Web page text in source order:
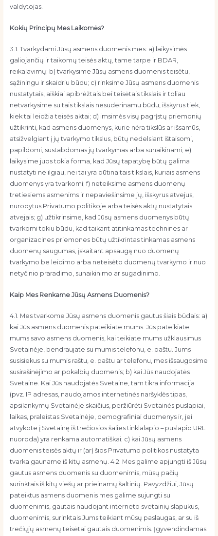
valdytojas.
Kokių Principų Mes Laikomės?
3.1. Tvarkydami Jūsų asmens duomenis mes: a) laikysimės
galiojančių ir taikomų teisės aktų, tame tarpe ir BDAR,
reikalavimų; b) tvarkysime Jūsų asmens duomenis teisėtu,
sąžiningu ir skaidriu būdu; c) rinksime Jūsų asmens duomenis
nustatytais, aiškiai apibrėžtais bei teisėtais tikslais ir toliau
netvarkysime su tais tikslais nesuderinamu būdu, išskyrus tiek,
kiek tai leidžia teisės aktai; d) imsimės visų pagrįstų priemonių
užtikrinti, kad asmens duomenys, kurie nėra tikslūs ar išsamūs,
atsižvelgiant į jų tvarkymo tikslus, būtų nedelsiant ištaisomi,
papildomi, sustabdomas jų tvarkymas arba sunaikinami; e)
laikysime juos tokia forma, kad Jūsų tapatybę būtų galima
nustatyti ne ilgiau, nei tai yra būtina tais tikslais, kuriais asmens
duomenys yra tvarkomi; f) neteiksime asmens duomenų
tretiesiems asmenims ir nepaviešinsime jų, išskyrus atvejus,
nurodytus Privatumo politikoje arba teisės aktų nustatytais
atvejais; g) užtikrinsime, kad Jūsų asmens duomenys būtų
tvarkomi tokiu būdu, kad taikant atitinkamas technines ar
organizacines priemones būtų užtikrintas tinkamas asmens
duomenų saugumas, įskaitant apsaugą nuo duomenų
tvarkymo be leidimo arba neteisėto duomenų tvarkymo ir nuo
netyčinio praradimo, sunaikinimo ar sugadinimo.
Kaip Mes Renkame Jūsų Asmens Duomenis?
4.1. Mes tvarkome Jūsų asmens duomenis gautus šiais būdais: a)
kai Jūs asmens duomenis pateikiate mums. Jūs pateikiate
mums savo asmens duomenis, kai teikiate mums užklausimus
Svetainėje, bendraujate su mumis telefonu, e. paštu. Jums
susisiekus su mumis raštu, e. paštu ar telefonu, mes išsaugosime
susirašinėjimo ar pokalbių duomenis; b) kai Jūs naudojatės
Svetaine. Kai Jūs naudojatės Svetaine, tam tikra informacija
(pvz. IP adresas, naudojamos internetinės naršyklės tipas,
apsilankymų Svetainėje skaičius, peržiūrėti Svetainės puslapiai,
laikas, praleistas Svetainėje, demografiniai duomenys ir, jei
atvykote į Svetainę iš trečiosios šalies tinklalapio – puslapio URL
nuoroda) yra renkama automatiškai; c) kai Jūsų asmens
duomenis teisės aktų ir (ar) šios Privatumo politikos nustatyta
tvarka gauname iš kitų asmenų. 4.2. Mes galime apjungti iš Jūsų
gautus asmens duomenis su duomenimis, mūsų pačių
surinktais iš kitų viešų ar prieinamų šaltinių. Pavyzdžiui, Jūsų
pateiktus asmens duomenis mes galime sujungti su
duomenimis, gautais naudojant interneto svetainių slapukus,
duomenimis, surinktais Jums teikiant mūsų paslaugas, ar su iš
trečiųjų asmenų teisėtai gautais duomenimis. Įgyvendindamas